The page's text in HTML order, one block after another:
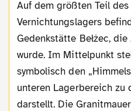
Auf dem größten Teil des ehemaligen
Vernichtungslagers
Gedenkstätte Bełżec,
wurde. Im Mittelpunkt
symbolisch den
unteren Lagerbereich zu
darstellt. Die